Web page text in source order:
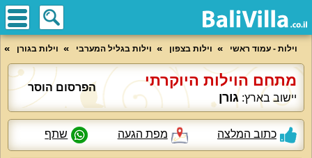
וילות - עמוד ראשי וילות בצפון וילות בגליל המערבי וילות בגורן
מתחם הוילות היוקרתי
יישוב בארץ: גורן
הפרסום הוסר
כתוב המלצה מפת הגעה שתף